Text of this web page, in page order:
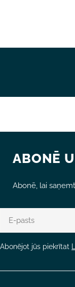
ABONĒ
Abonē, lai
pasts
Abonējot jūs piekrītat